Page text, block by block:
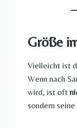
Größe
Vielleicht ist
Wenn nach
wird, ist oft
sondern